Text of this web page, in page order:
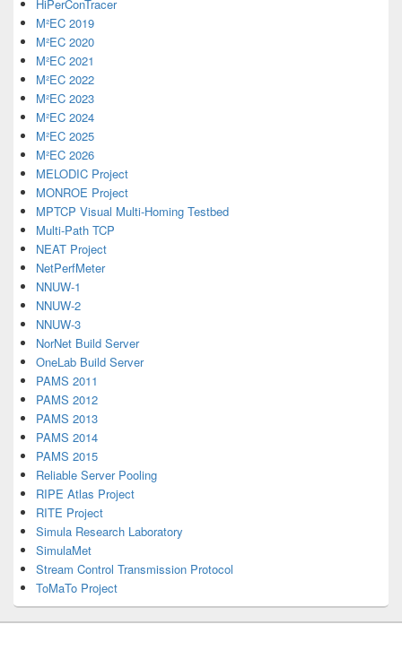
HiPerConTracer
M²EC 2019
M²EC 2020
M²EC 2021
M²EC 2022
M²EC 2023
M²EC 2024
M²EC 2025
M²EC 2026
MELODIC Project
MONROE Project
MPTCP Visual Multi-Homing Testbed
Multi-Path TCP
NEAT Project
NetPerfMeter
NNUW-1
NNUW-2
NNUW-3
NorNet Build Server
OneLab Build Server
PAMS 2011
PAMS 2012
PAMS 2013
PAMS 2014
PAMS 2015
Reliable Server Pooling
RIPE Atlas Project
RITE Project
Simula Research Laboratory
SimulaMet
Stream Control Transmission Protocol
ToMaTo Project